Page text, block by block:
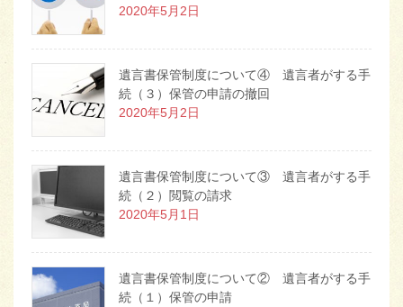
2020年5月2日
遺言書保管制度について④ 遺言者がする手
続（３）保管の申請の撤回
2020年5月2日
遺言書保管制度について③ 遺言者がする手
続（２）閲覧の請求
2020年5月1日
遺言書保管制度について② 遺言者がする手
続（１）保管の申請